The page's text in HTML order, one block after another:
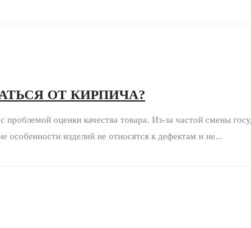
ОТ КИРПИЧА?
оценки качества товара. Из-за частой смены
особенности изделий не относятся к дефектам и не...